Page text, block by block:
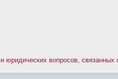
юридических вопросов, связанных